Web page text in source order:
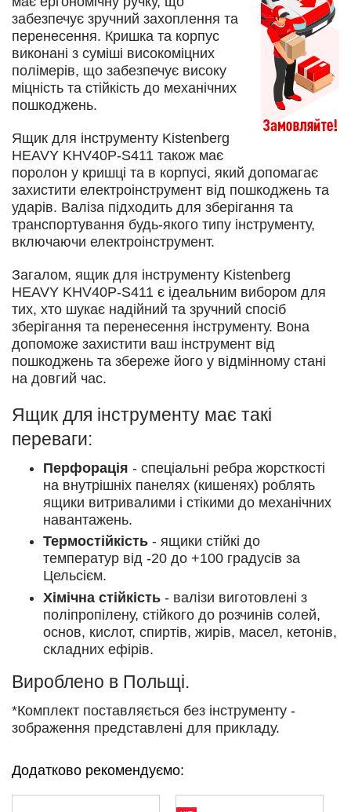
забезпечує зручний захоплення та
перенесення. Кришка та корпус
виконані з суміші високоміцних
полімерів, що забезпечує високу
міцність та стійкість до механічних
пошкоджень.
Ящик для інструменту Kistenberg
HEAVY KHV40Р-S411 також має
поролон у кришці та в корпусі, який допомагає
захистити електроінструмент від пошкоджень та
ударів. Валіза підходить для зберігання та
транспортування будь-якого типу інструменту,
включаючи електроінструмент.
Загалом, ящик для інструменту Kistenberg
HEAVY KHV40Р-S411 є ідеальним вибором для
тих, хто шукає надійний та зручний спосіб
зберігання та перенесення інструменту. Вона
допоможе захистити ваш інструмент від
пошкоджень та збереже його у відмінному стані
на довгий час.
Ящик для інструменту має такі
переваги:
Перфорація - спеціальні ребра жорсткості
на внутрішніх панелях (кишенях) роблять
ящики витривалими і стікими до механічних
навантажень.
Термостійкість - ящики стійкі до
температур від -20 до +100 градусів за
Цельсієм.
Хімічна стійкість - валізи виготовлені з
поліпропілену, стійкого до розчинів солей,
основ, кислот, спиртів, жирів, масел, кетонів,
складних ефірів.
Вироблено в Польщі.
*Комплект поставляється без інструменту -
зображення представлені для прикладу.
Додатково рекомендуємо: